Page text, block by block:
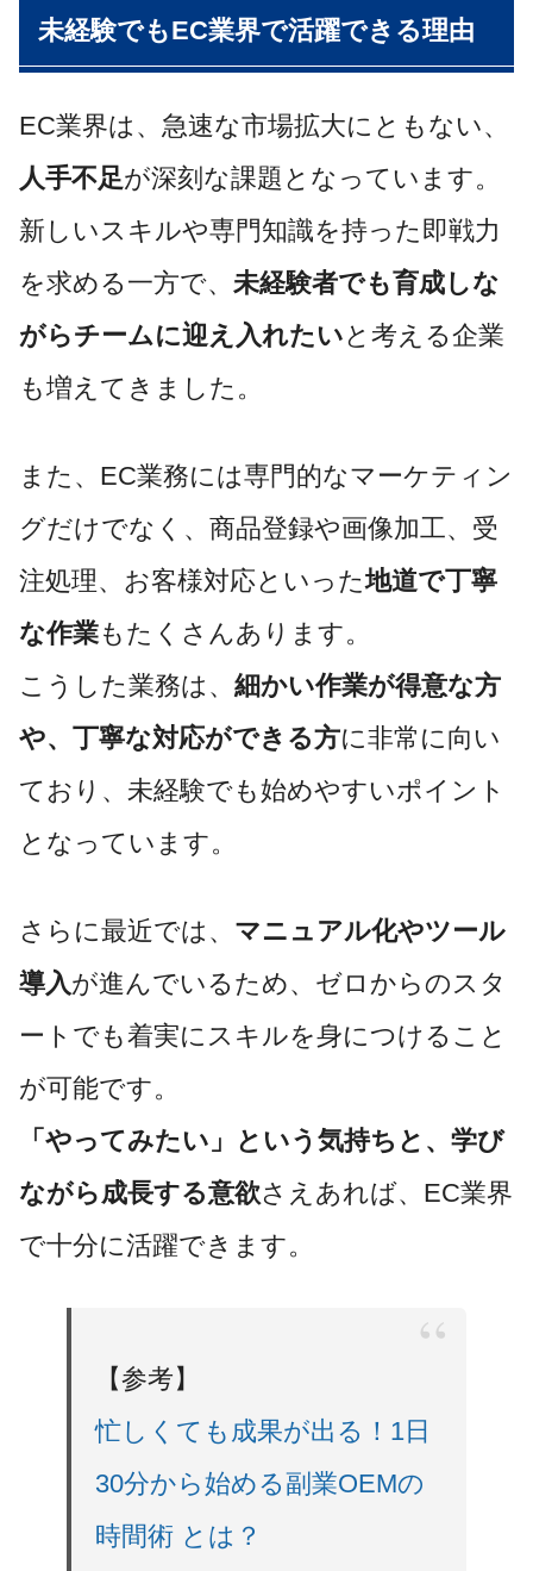
未経験でもEC業界で活躍できる理由
EC業界は、急速な市場拡大にともない、
人手不足が深刻な課題となっています。
新しいスキルや専門知識を持った即戦力
を求める一方で、 未経験者でも育成しな
がらチームに迎え入れたいと考える企業
も増えてきました。
また、EC業務には専門的なマーケティン
グだけでなく、商品登録や画像加工、受
注処理、お客様対応といった地道で丁寧
な作業もたくさんあります。
こうした業務は、 細かい作業が得意な方
や、丁寧な対応ができる方に非常に向い
ており、未経験でも始めやすいポイント
となっています。
さらに最近では、 マニュアル化やツール
導入が進んでいるため、ゼロからのスタ
ートでも着実にスキルを身につけること
が可能です。
「やってみたい」という気持ちと、学び
ながら成長する意欲さえあれば、EC業界
で十分に活躍できます。
【参考】
忙しくても成果が出る！1日
30分から始める副業OEMの
時間術 とは？